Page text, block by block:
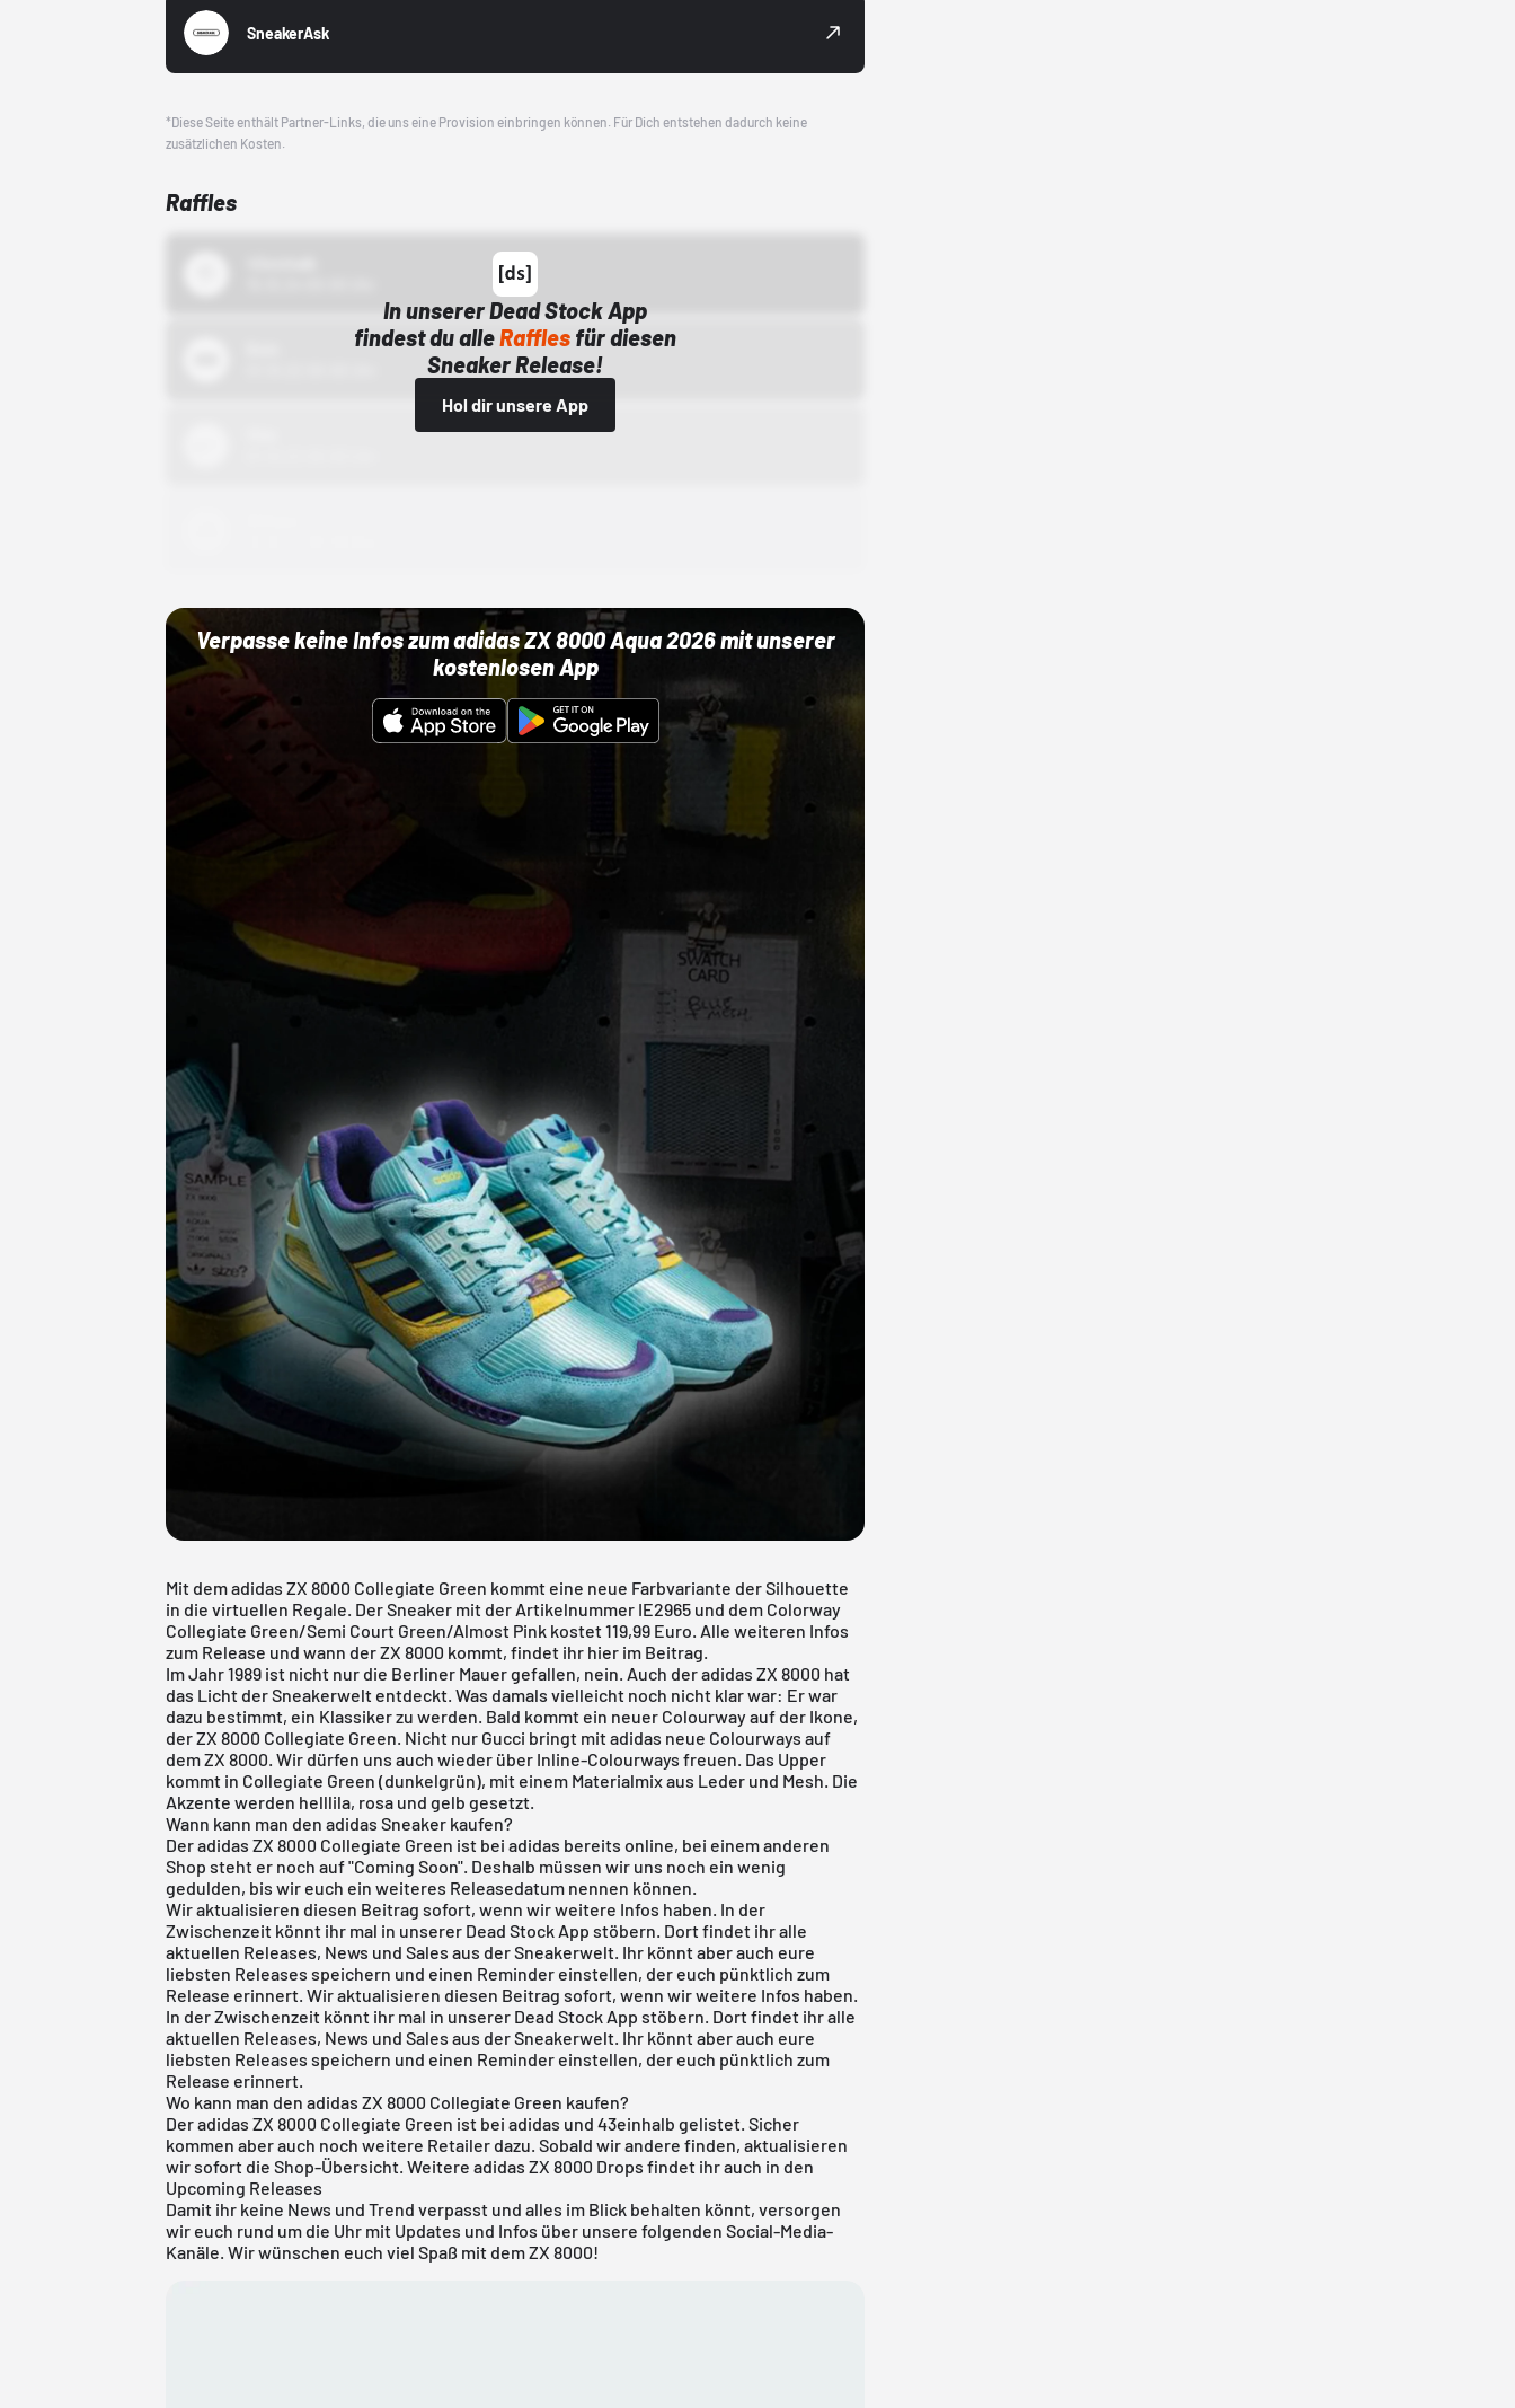
SneakerAsk
*Diese Seite enthält Partner-Links, die uns eine Provision einbringen können. Für Dich entstehen dadurch keine
zusätzlichen Kosten.
Raffles
In unserer Dead Stock App
findest du alleRaffles für diesen
Sneaker Release!
Hol dir unsere App
Verpasse keine Infos zum adidas ZX 8000 Aqua 2026 mit unserer
kostenlosen App
Mit dem adidas ZX 8000 Collegiate Green kommt eine neue Farbvariante der Silhouette
in die virtuellen Regale. Der Sneaker mit der Artikelnummer IE2965 und dem Colorway
Collegiate Green/Semi Court Green/Almost Pink kostet 119,99 Euro. Alle weiteren Infos
zum Release und wann der ZX 8000 kommt, findet ihr hier im Beitrag.
Im Jahr 1989 ist nicht nur die Berliner Mauer gefallen, nein. Auch der adidas ZX 8000 hat
das Licht der Sneakerwelt entdeckt. Was damals vielleicht noch nicht klar war: Er war
dazu bestimmt, ein Klassiker zu werden. Bald kommt ein neuer Colourway auf der Ikone,
der ZX 8000 Collegiate Green. Nicht nur Gucci bringt mitadidas neue Colourways auf
dem ZX 8000. Wir dürfen uns auch wieder über Inline-Colourways freuen. Das Upper
kommt in Collegiate Green (dunkelgrün), mit einem Materialmix aus Leder und Mesh. Die
Akzente werden helllila, rosa und gelb gesetzt.
Wann kann man den adidas Sneaker kaufen?
Der adidas ZX 8000 Collegiate Green ist bei adidas bereits online, bei einem anderen
Shop steht er noch auf "Coming Soon". Deshalb müssen wir uns noch ein wenig
gedulden, bis wir euch ein weiteres Releasedatum nennen können.
Wir aktualisieren diesen Beitrag sofort, wenn wir weitere Infos haben. In der
Zwischenzeit könnt ihr mal in unserer Dead Stock App stöbern. Dort findet ihr alle
aktuellen Releases, News und Sales aus der Sneakerwelt. Ihr könnt aber auch eure
liebsten Releases speichern und einen Reminder einstellen, der euch pünktlich zum
Release erinnert. Wir aktualisieren diesen Beitrag sofort, wenn wir weitere Infos haben.
In der Zwischenzeit könnt ihr mal in unserer Dead Stock App stöbern. Dort findet ihr alle
aktuellen Releases, News und Sales aus der Sneakerwelt. Ihr könnt aber auch eure
liebsten Releases speichern und einen Reminder einstellen, der euch pünktlich zum
Release erinnert.
Wo kann man den adidas ZX 8000 Collegiate Green kaufen?
Der adidas ZX 8000 Collegiate Green ist bei adidas und 43einhalb gelistet. Sicher
kommen aber auch noch weitere Retailer dazu. Sobald wir andere finden, aktualisieren
wir sofort die Shop-Übersicht. Weitereadidas ZX 8000 Drops findet ihr auch in den
Upcoming Releases
Damit ihr keine News und Trend verpasst und alles im Blick behalten könnt, versorgen
wir euch rund um die Uhr mit Updates und Infos über unsere folgenden Social-Media-
Kanäle. Wir wünschen euch viel Spaß mit dem ZX 8000!